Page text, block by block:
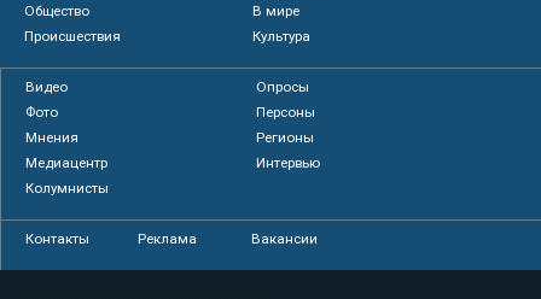
Общество
В мире
Происшествия
Культура
Видео
Опросы
Фото
Персоны
Мнения
Регионы
Медиацентр
Интервью
Колумнисты
Контакты Реклама Вакансии